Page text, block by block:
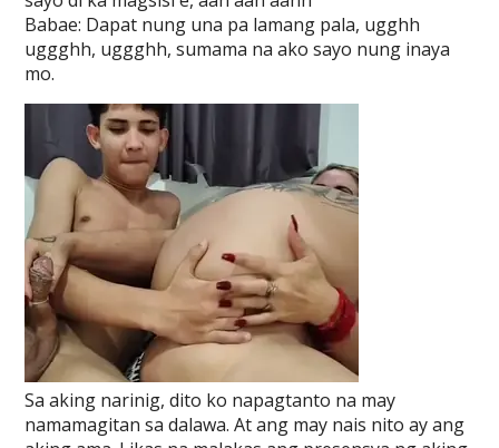
Babae: Dapat nung una pa lamang pala, ugghh
uggghh, uggghh, sumama na ako sayo nung inaya
mo.
Sa aking narinig, dito ko napagtanto na may
namamagitan sa dalawa. At ang may nais nito ay ang